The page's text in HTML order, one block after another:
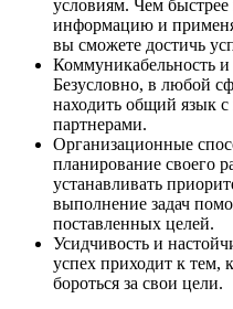
условиям. Чем
информацию и
вы сможете достичь
Коммуникабельность и
Безусловно, в любой
находить общий язык
партнерами.
Организационные
планирование своего
устанавливать
выполнение задач
поставленных целей.
Усидчивость и
успех приходит к тем,
бороться за свои цели.